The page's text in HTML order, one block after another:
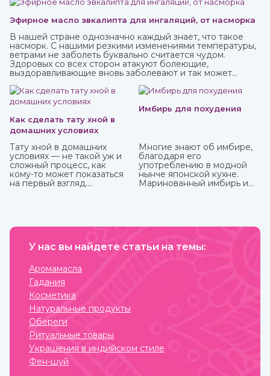
Эфирное масло эвкалипта для ингаляций, от насморка
В нашей стране однозначно каждый знает, что такое
насморк. С нашими резкими изменениями температуры,
ветрами не заболеть буквально считается чудом.
Здоровых со всех сторон атакуют болеющие,
выздоравливающие вновь заболевают и так может
Как сделать тату хной в
домашних условиях
Тату хной в домашних
условиях — не такой уж и
сложный процесс, как
кому-то может показаться
на первый взгляд.
модного, стильного и
тату хной, вы можете узнать
Имбирь для похудения
Многие знают об имбире,
благодаря его
употреблению в модной
нынче японской кухне.
Маринованный имбирь и
больше всего полезных
больше пользы.
У нас вы найдете статьи на темы:
Аромамасла
Гадания
Косметика
Натуральные продукты
Обереги
Ритуальные товары
Украшения в индийском стиле
Фен-шуй